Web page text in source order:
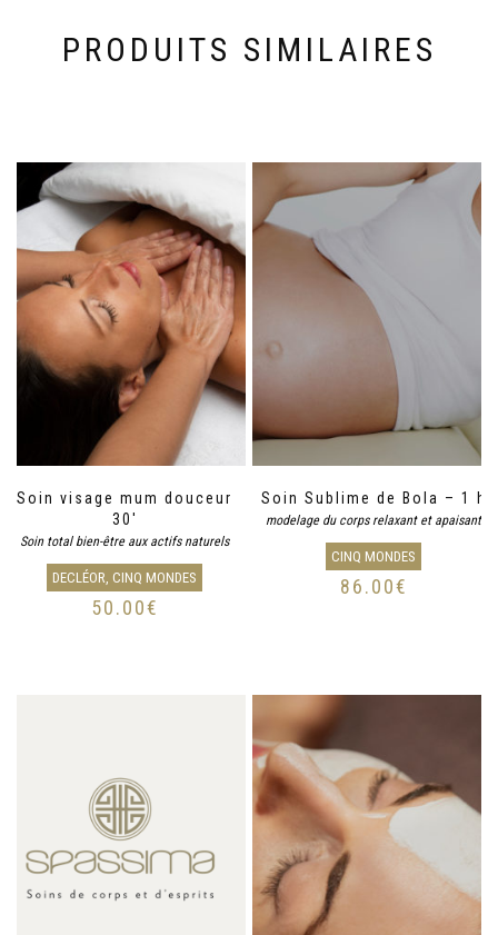
PRODUITS SIMILAIRES
Soin visage mum douceur
30′
Soin total bien-être aux actifs naturels
DECLÉOR, CINQ MONDES
50.00€
Soin Sublime de Bola – 1 h
modelage du corps relaxant et apaisant
CINQ MONDES
86.00€